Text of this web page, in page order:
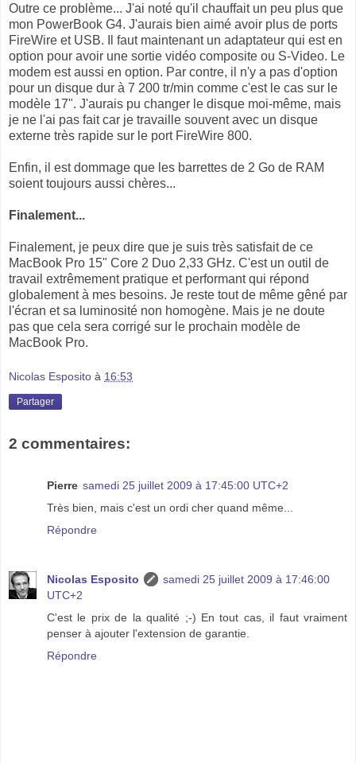
Outre ce problème... J'ai noté qu'il chauffait un peu plus que
mon PowerBook G4. J'aurais bien aimé avoir plus de ports
FireWire et USB. Il faut maintenant un adaptateur qui est en
option pour avoir une sortie vidéo composite ou S-Video. Le
modem est aussi en option. Par contre, il n'y a pas d'option
pour un disque dur à 7 200 tr/min comme c'est le cas sur le
modèle 17". J'aurais pu changer le disque moi-même, mais
je ne l'ai pas fait car je travaille souvent avec un disque
externe très rapide sur le port FireWire 800.
Enfin, il est dommage que les barrettes de 2 Go de RAM
soient toujours aussi chères...
Finalement...
Finalement, je peux dire que je suis très satisfait de ce
MacBook Pro 15" Core 2 Duo 2,33 GHz. C'est un outil de
travail extrêmement pratique et performant qui répond
globalement à mes besoins. Je reste tout de même gêné par
l'écran et sa luminosité non homogène. Mais je ne doute
pas que cela sera corrigé sur le prochain modèle de
MacBook Pro.
Nicolas Esposito à 16:53
Partager
2 commentaires:
Pierre samedi 25 juillet 2009 à 17:45:00 UTC+2
Très bien, mais c'est un ordi cher quand même...
Répondre
Nicolas Esposito
samedi 25 juillet 2009 à 17:46:00
UTC+2
C'est le prix de la qualité ;-) En tout cas, il faut vraiment
penser à ajouter l'extension de garantie.
Répondre